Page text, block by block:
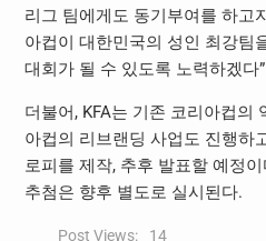
리그 팀에게도 동기부여를 하고
아컵이 대한민국의 성인 최강팀
대회가 될 수 있도록 노력하겠다
더불어, KFA는 기존 코리아컵의
아컵의 리브랜딩 사업도 진행하
로피를 제작, 추후 발표할 예정
추첨은 향후 별도로 실시된다.
Post Views: 14